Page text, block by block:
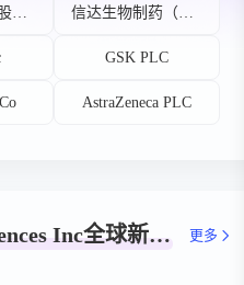
江苏恒瑞医药股份有限公司 信达生物制药（苏州）有限公司
GSK PLC
AstraZeneca PLC
IGM Biosciences Inc全球新药研发阶段分布 更多